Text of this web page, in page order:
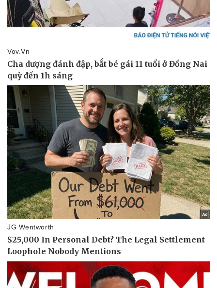
Pháp luật
Vụ án
Tin nóng
Tư vấn luật
Quân sự - Quốc phòng
Vũ khí
Việt Nam
Phân tích